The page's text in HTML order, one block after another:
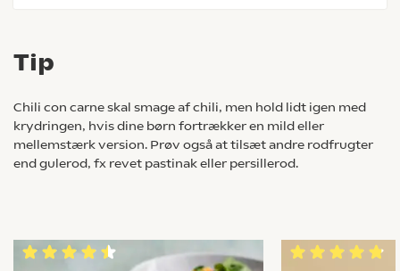
Tip
Chili con carne skal smage af chili, men hold lidt igen med
krydringen, hvis dine børn fortrækker en mild eller
mellemstærk version. Prøv også at tilsæt andre rodfrugter
end gulerod, fx revet pastinak eller persillerod.